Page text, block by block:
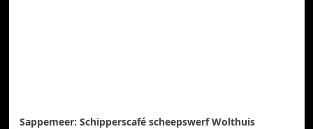
Sappemeer: Schipperscafé scheepswerf Wolthuis